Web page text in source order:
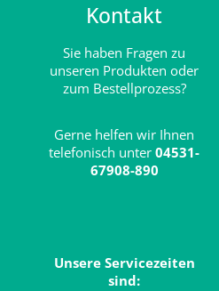
Kontakt
Sie haben Fragen zu
unseren Produkten oder
zum Bestellprozess?
Gerne helfen wir Ihnen
telefonisch unter 04531-
67908-890
Unsere Servicezeiten
sind: